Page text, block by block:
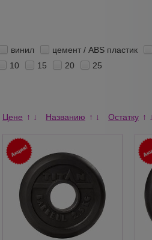
винил цемент / ABS пластик
10 15 20 25
Цене ↑ ↓ Названию ↑ ↓ Остатку ↑ ↓